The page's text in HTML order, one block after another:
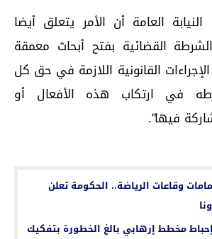
العامة أن الأمر يتعلق أيضا
القضائية بفتح أبحاث معمقة
القانونية اللازمة في حق كل
في ارتكاب هذه الأفعال أو
فيها”.
وقاعات الرياضة.. الحكومة تعلن
مخطط إرهابي بالغ الخطورة بتفكيك